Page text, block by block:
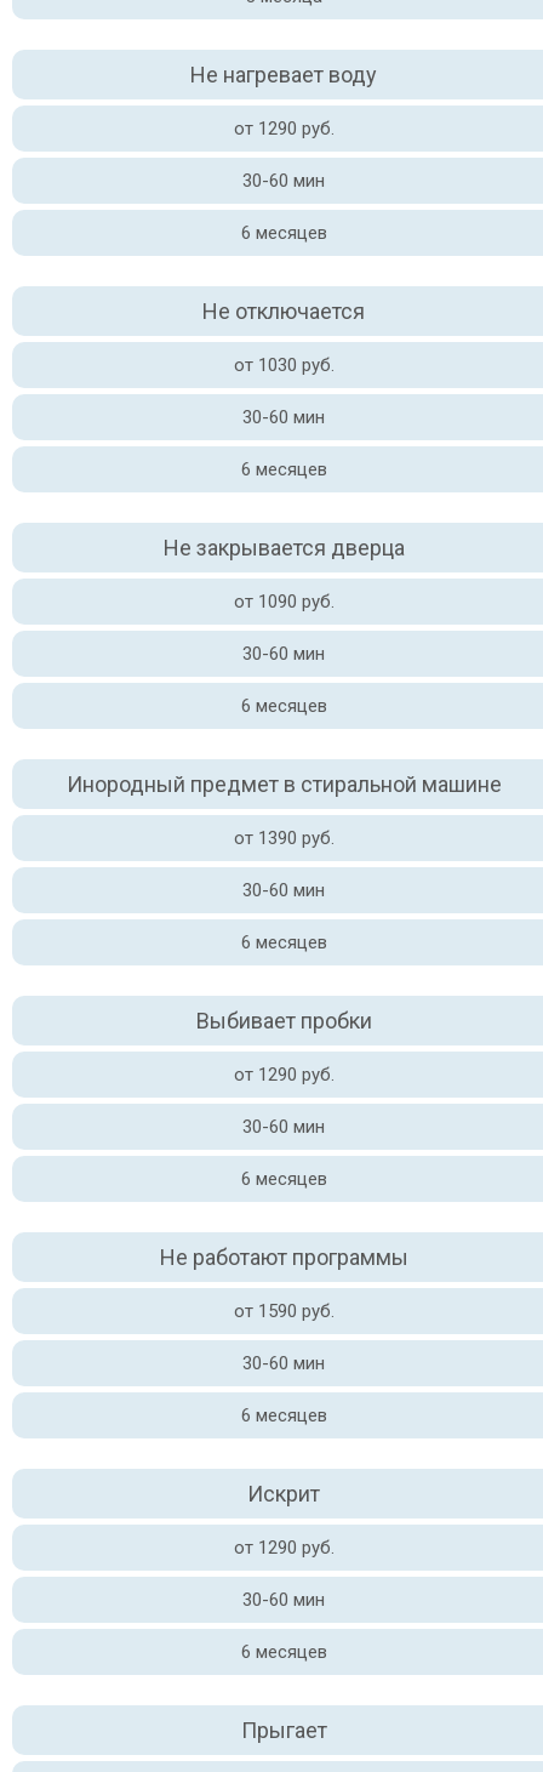
Не нагревает воду
от 1290 руб.
30-60 мин
6 месяцев
Не отключается
от 1030 руб.
30-60 мин
6 месяцев
Не закрывается дверца
от 1090 руб.
30-60 мин
6 месяцев
Инородный предмет в стиральной машине
от 1390 руб.
30-60 мин
6 месяцев
Выбивает пробки
от 1290 руб.
30-60 мин
6 месяцев
Не работают программы
от 1590 руб.
30-60 мин
6 месяцев
Искрит
от 1290 руб.
30-60 мин
6 месяцев
Прыгает